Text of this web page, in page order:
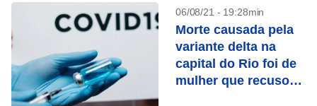
06/08/21 - 19:28min
Morte causada pela
variante delta na
capital do Rio foi de
mulher que recusou